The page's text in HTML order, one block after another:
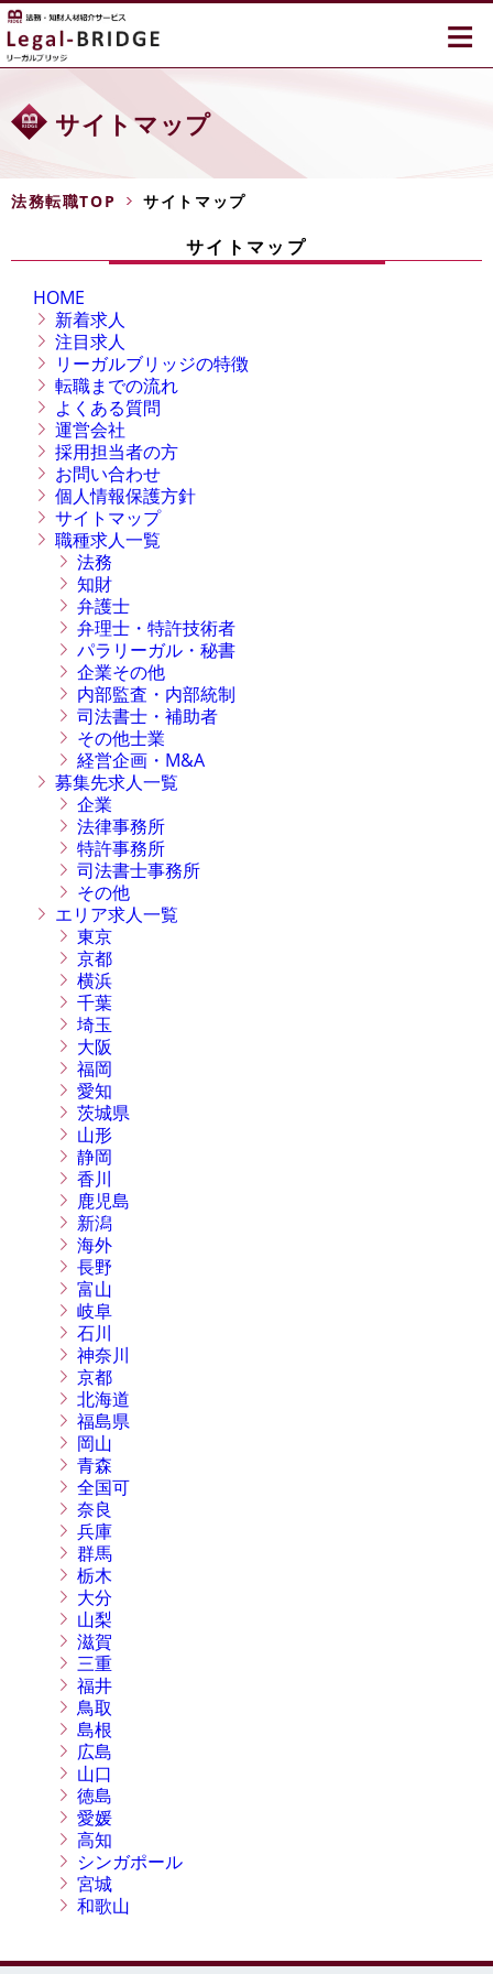
≡
サイトマップ
法務転職TOP サイトマップ
サイトマップ
HOME
新着求人
注目求人
リーガルブリッジの特徴
転職までの流れ
よくある質問
運営会社
採用担当者の方
お問い合わせ
個人情報保護方針
サイトマップ
職種求人一覧
法務
知財
弁護士
弁理士・特許技術者
パラリーガル・秘書
企業その他
内部監査・内部統制
司法書士・補助者
その他士業
経営企画・M&A
募集先求人一覧
企業
法律事務所
特許事務所
司法書士事務所
その他
エリア求人一覧
東京
京都
横浜
千葉
埼玉
大阪
福岡
愛知
茨城県
山形
静岡
香川
鹿児島
新潟
海外
長野
富山
岐阜
石川
神奈川
京都
北海道
福島県
岡山
青森
全国可
奈良
兵庫
群馬
栃木
大分
山梨
滋賀
三重
福井
鳥取
島根
広島
山口
徳島
愛媛
高知
シンガポール
宮城
和歌山